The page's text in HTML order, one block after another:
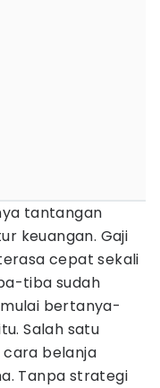
tantangan
keuangan. Gaji
cepat sekali
tiba sudah
bertanya-
Salah satu
belanja
Tanpa strategi